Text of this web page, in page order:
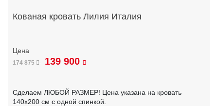
Кованая кровать Лилия Италия
174 875 139 900
Сделаем ЛЮБОЙ РАЗМЕР! Цена указана на кровать
140х200 см с одной спинкой.